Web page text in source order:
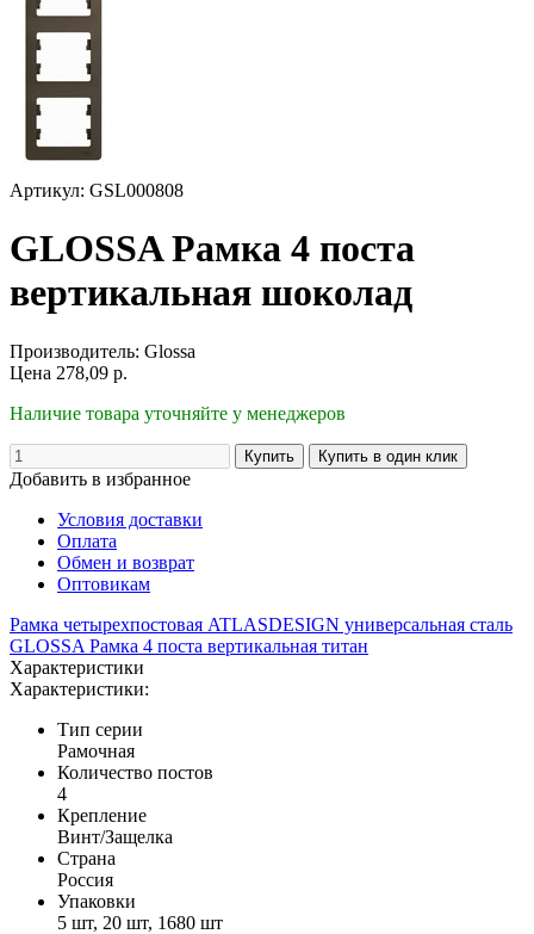
Артикул: GSL000808
GLOSSA Рамка 4 поста
вертикальная шоколад
Производитель: Glossa
Цена 278,09 р.
Наличие товара уточняйте у менеджеров
Добавить в избранное
Условия доставки
Оплата
Обмен и возврат
Оптовикам
Рамка четырехпостовая ATLASDESIGN универсальная сталь
GLOSSA Рамка 4 поста вертикальная титан
Характеристики
Характеристики:
Тип серии
Рамочная
Количество постов
4
Крепление
Винт/Защелка
Страна
Россия
Упаковки
5 шт, 20 шт, 1680 шт